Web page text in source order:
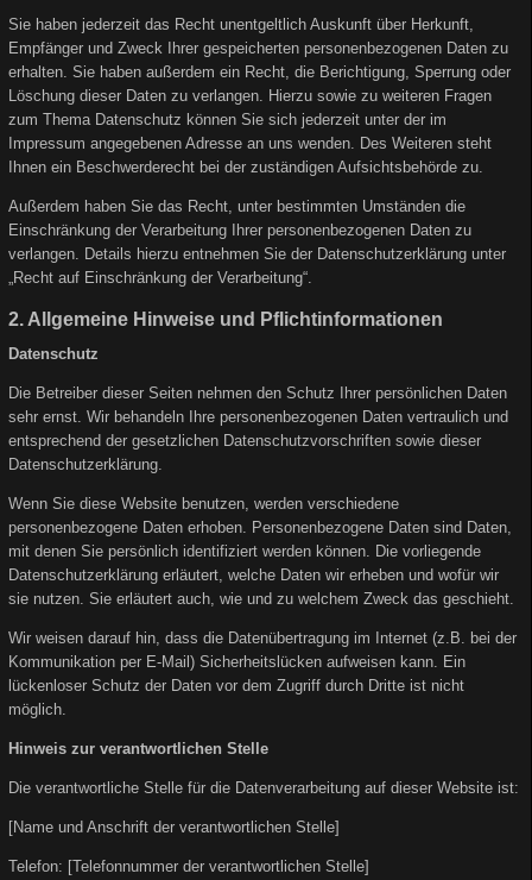
Sie haben jederzeit das Recht unentgeltlich Auskunft über Herkunft,
Empfänger und Zweck Ihrer gespeicherten personenbezogenen Daten zu
erhalten. Sie haben außerdem ein Recht, die Berichtigung, Sperrung oder
Löschung dieser Daten zu verlangen. Hierzu sowie zu weiteren Fragen
zum Thema Datenschutz können Sie sich jederzeit unter der im
Impressum angegebenen Adresse an uns wenden. Des Weiteren steht
Ihnen ein Beschwerderecht bei der zuständigen Aufsichtsbehörde zu.
Außerdem haben Sie das Recht, unter bestimmten Umständen die
Einschränkung der Verarbeitung Ihrer personenbezogenen Daten zu
verlangen. Details hierzu entnehmen Sie der Datenschutzerklärung unter
„Recht auf Einschränkung der Verarbeitung“.
2. Allgemeine Hinweise und Pflichtinformationen
Datenschutz
Die Betreiber dieser Seiten nehmen den Schutz Ihrer persönlichen Daten
sehr ernst. Wir behandeln Ihre personenbezogenen Daten vertraulich und
entsprechend der gesetzlichen Datenschutzvorschriften sowie dieser
Datenschutzerklärung.
Wenn Sie diese Website benutzen, werden verschiedene
personenbezogene Daten erhoben. Personenbezogene Daten sind Daten,
mit denen Sie persönlich identifiziert werden können. Die vorliegende
Datenschutzerklärung erläutert, welche Daten wir erheben und wofür wir
sie nutzen. Sie erläutert auch, wie und zu welchem Zweck das geschieht.
Wir weisen darauf hin, dass die Datenübertragung im Internet (z.B. bei der
Kommunikation per E-Mail) Sicherheitslücken aufweisen kann. Ein
lückenloser Schutz der Daten vor dem Zugriff durch Dritte ist nicht
möglich.
Hinweis zur verantwortlichen Stelle
Die verantwortliche Stelle für die Datenverarbeitung auf dieser Website ist:
[Name und Anschrift der verantwortlichen Stelle]
Telefon: [Telefonnummer der verantwortlichen Stelle]